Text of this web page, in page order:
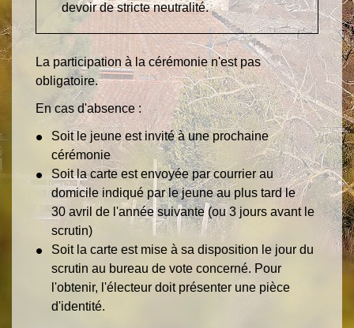
devoir de stricte neutralité.
La participation à la cérémonie n'est pas
obligatoire.
En cas d'absence :
Soit le jeune est invité à une prochaine
cérémonie
Soit la carte est envoyée par courrier au
domicile indiqué par le jeune au plus tard le
30 avril de l'année suivante (ou 3 jours avant le
scrutin)
Soit la carte est mise à sa disposition le jour du
scrutin au bureau de vote concerné. Pour
l'obtenir, l'électeur doit présenter une pièce
d'identité.